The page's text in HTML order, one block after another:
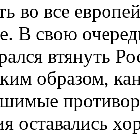
во все
В свою
втянуть
образом,
оставались